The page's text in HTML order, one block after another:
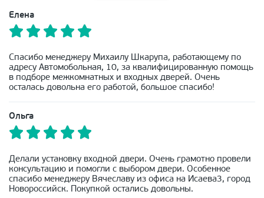
Елена
Спасибо менеджеру Михаилу Шкарупа, работающему по
адресу Автомобольная, 10, за квалифицированную помощь
в подборе межкомнатных и входных дверей. Очень
осталась довольна его работой, большое спасибо!
Ольга
Делали установку входной двери. Очень грамотно провели
консультацию и помогли с выбором двери. Особенное
спасибо менеджеру Вячеславу из офиса на Исаева3, город
Новороссийск. Покупкой остались довольны.